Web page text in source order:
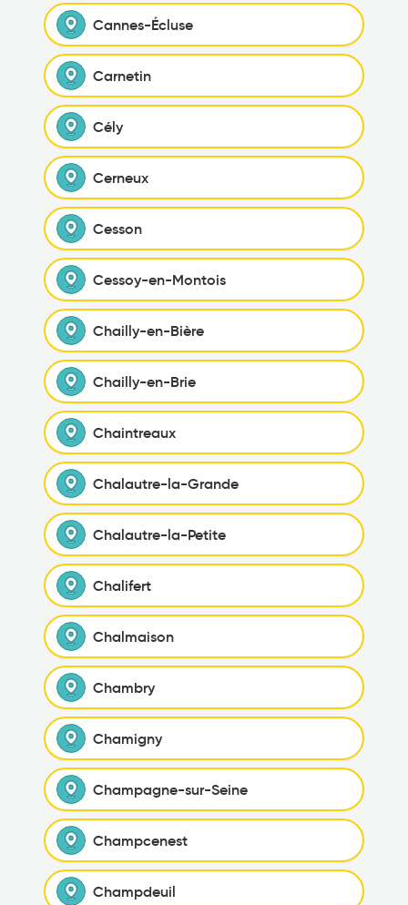
Cannes-Écluse
Carnetin
Cély
Cerneux
Cesson
Cessoy-en-Montois
Chailly-en-Bière
Chailly-en-Brie
Chaintreaux
Chalautre-la-Grande
Chalautre-la-Petite
Chalifert
Chalmaison
Chambry
Chamigny
Champagne-sur-Seine
Champcenest
Champdeuil